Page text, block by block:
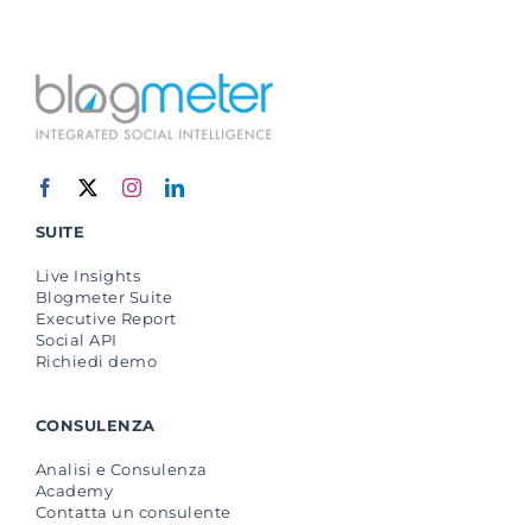
SUITE
Live Insights
Blogmeter Suite
Executive Report
Social API
Richiedi demo
CONSULENZA
Analisi e Consulenza
Academy
Contatta un consulente